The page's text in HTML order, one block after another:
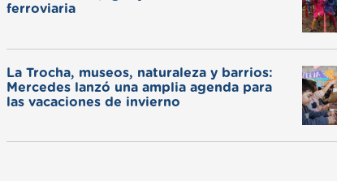
ferroviaria
La Trocha, museos, naturaleza y barrios:
Mercedes lanzó una amplia agenda para
las vacaciones de invierno